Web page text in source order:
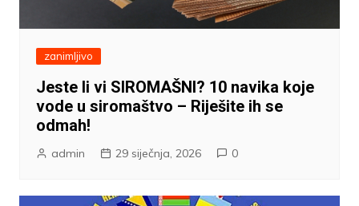
zanimljivo
Jeste li vi SIROMAŠNI? 10 navika koje
vode u siromaštvo – Riješite ih se
odmah!
admin 29 siječnja, 2026 0